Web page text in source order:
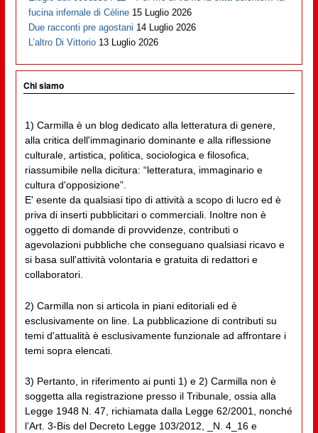
fucina infernale di Cèline 15 Luglio 2026
Due racconti pre agostani 14 Luglio 2026
L’altro Di Vittorio 13 Luglio 2026
Chi siamo
1) Carmilla è un blog dedicato alla letteratura di genere,
alla critica dell'immaginario dominante e alla riflessione
culturale, artistica, politica, sociologica e filosofica,
riassumibile nella dicitura: “letteratura, immaginario e
cultura d'opposizione”.
E' esente da qualsiasi tipo di attività a scopo di lucro ed è
priva di inserti pubblicitari o commerciali. Inoltre non è
oggetto di domande di provvidenze, contributi o
agevolazioni pubbliche che conseguano qualsiasi ricavo e
si basa sull'attività volontaria e gratuita di redattori e
collaboratori.
2) Carmilla non si articola in piani editoriali ed è
esclusivamente on line. La pubblicazione di contributi su
temi d'attualità è esclusivamente funzionale ad affrontare i
temi sopra elencati.
3) Pertanto, in riferimento ai punti 1) e 2) Carmilla non è
soggetta alla registrazione presso il Tribunale, ossia alla
Legge 1948 N. 47, richiamata dalla Legge 62/2001, nonché
l’Art. 3-Bis del Decreto Legge 103/2012, _N. 4_16 e